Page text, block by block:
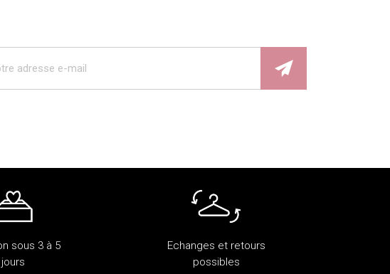
sous 3 à 5
jours
Echanges et retours
possibles